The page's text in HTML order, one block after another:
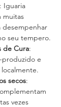
: Iguaria
muitas
desempenhar
seu tempero.
de Cura:
produzido e
secos:
vezes